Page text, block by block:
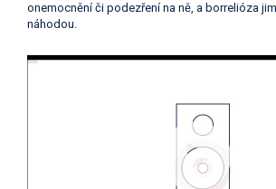
onemocnění či podezření na ně, a borrelióza
náhodou.